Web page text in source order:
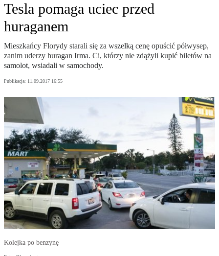
Tesla pomaga uciec przed
huraganem
Mieszkańcy Florydy starali się za wszelką cenę opuścić półwysep,
zanim uderzy huragan Irma. Ci, którzy nie zdążyli kupić biletów na
samolot, wsiadali w samochody.
Publikacja: 11.09.2017 16:55
Kolejka po benzynę